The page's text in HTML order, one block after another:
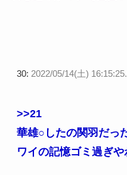
30: 2022/05/14(土)
>>21
華雄○したの関羽だっ
ワイの記憶ゴミ過ぎや